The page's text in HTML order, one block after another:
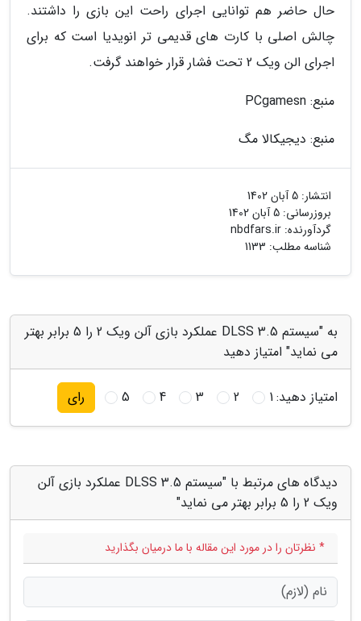
حال حاضر هم توانایی اجرای راحت این بازی را داشتند.
چالش اصلی با کارت های قدیمی تر انویدیا است که برای
اجرای الن ویک 2 تحت فشار قرار خواهند گرفت.
منبع: PCgamesn
منبع: دیجیکالا مگ
انتشار: 5 آبان 1402
بروزرسانی: 5 آبان 1402
گردآورنده: nbdfars.ir
شناسه مطلب: 1133
به "سیستم DLSS 3.5 عملکرد بازی آلن ویک 2 را 5 برابر بهتر
می نماید" امتیاز دهید
امتیاز دهید:1
2
3
4
5 رای
دیدگاه های مرتبط با "سیستم DLSS 3.5 عملکرد بازی آلن
ویک 2 را 5 برابر بهتر می نماید"
* نظرتان را در مورد این مقاله با ما درمیان بگذارید